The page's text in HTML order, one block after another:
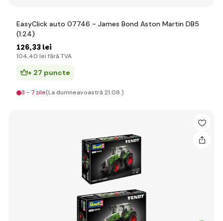
EasyClick auto 07746 - James Bond Aston Martin DB5
(1:24)
126,33 lei
104,40 lei fără TVA
+ 27 puncte
3 - 7 zile(La dumneavoastră 21.08.)